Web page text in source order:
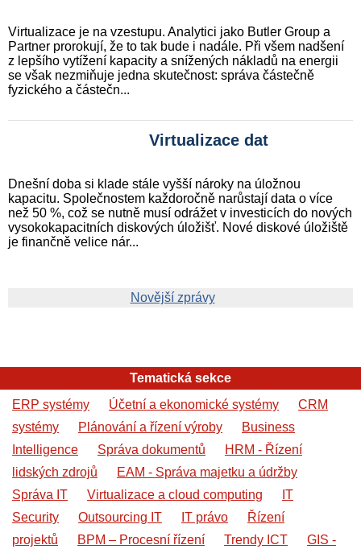
Virtualizace je na vzestupu. Analytici jako Butler Group a
Partner prorokují, že to tak bude i nadále. Při všem nadšení
z lepšího vytížení kapacity a snížených nákladů na energii
se však nezmiňuje jedna skutečnost: správa částečně
fyzického a částečn...
Virtualizace dat
Dnešní doba si klade stále vyšší nároky na úložnou
kapacitu. Společnostem každoročně narůstají data o více
než 50 %, což se nutně musí odrážet v investicích do nových
vysokokapacitních diskových úložišť. Nové diskové úložiště
je finančně velice nár...
Novější zprávy
Tematická sekce
ERP systémy
Účetní a ekonomické systémy
CRM
systémy
Plánování a řízení výroby
Business
Intelligence
Správa dokumentů
HRM - Řízení
lidských zdrojů
EAM - Správa majetku a údržby
Správa IT
Virtualizace a cloud computing
IT
Security
Outsourcing IT IT právo
Řízení
projektů
BPM – Procesní řízení Trendy ICT
GIS -